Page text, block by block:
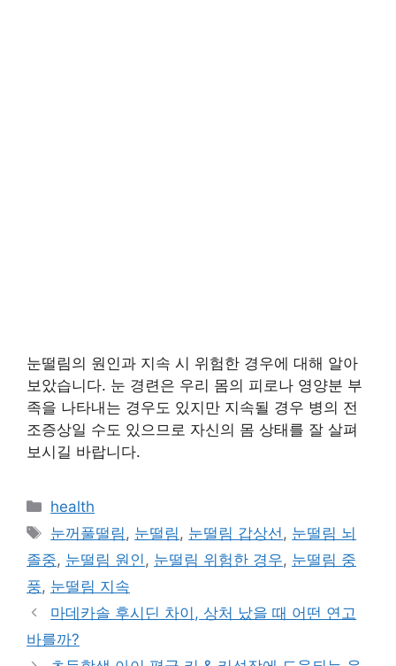
눈떨림의 원인과 지속 시 위험한 경우에 대해 알아
보았습니다. 눈 경련은 우리 몸의 피로나 영양분 부
족을 나타내는 경우도 있지만 지속될 경우 병의 전
조증상일 수도 있으므로 자신의 몸 상태를 잘 살펴
보시길 바랍니다.
Categories
health
Tags
눈꺼풀떨림, 눈떨림, 눈떨림 갑상선, 눈떨림 뇌
졸중, 눈떨림 원인, 눈떨림 위험한 경우, 눈떨림 중
풍, 눈떨림 지속
마데카솔 후시딘 차이, 상처 났을 때 어떤 연고
바를까?